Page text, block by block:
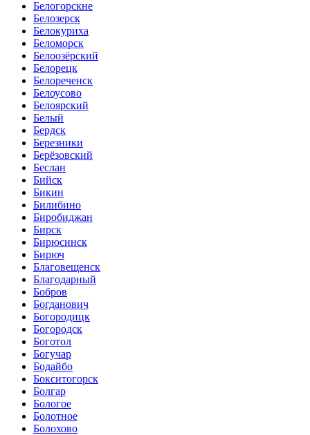
Белогорскне
Белозерск
Белокуриха
Беломорск
Белоозёрский
Белорецк
Белореченск
Белоусово
Белоярский
Белый
Бердск
Березники
Берёзовский
Беслан
Бийск
Бикин
Билибино
Биробиджан
Бирск
Бирюсинск
Бирюч
Благовещенск
Благодарный
Бобров
Богданович
Богородицк
Богородск
Боготол
Богучар
Бодайбо
Бокситогорск
Болгар
Бологое
Болотное
Болохово